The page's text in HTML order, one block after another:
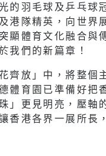
的羽毛球及乒乓球
港隊精英，向世界
顯體育文化融合與
我們的新篇章！
齊放」中，將整個
體育園已準備好把
」更見明亮，壓軸
香港各界一展所長